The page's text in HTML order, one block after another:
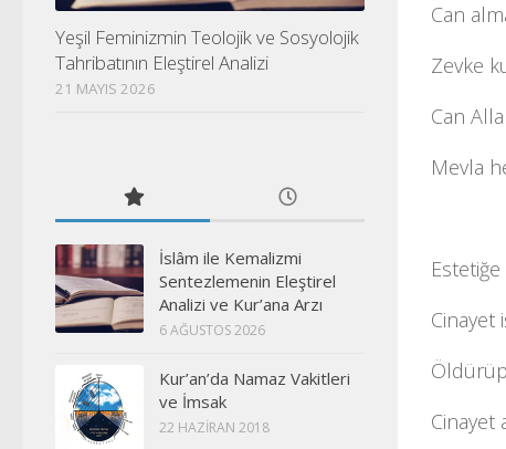
Can
Zevke
Can
Mevla
Cinayet
Cinayet
Yeşil Feminizmin Teolojik ve Sosyolojik
Tahribatının Eleştirel Analizi
21 MAYIS 2026
İslâm ile Kemalizmi
Sentezlemenin Eleştirel
Analizi ve Kur’ana Arzı
6 AĞUSTOS 2026
Kur’an’da Namaz Vakitleri
ve İmsak
22 HAZIRAN 2018